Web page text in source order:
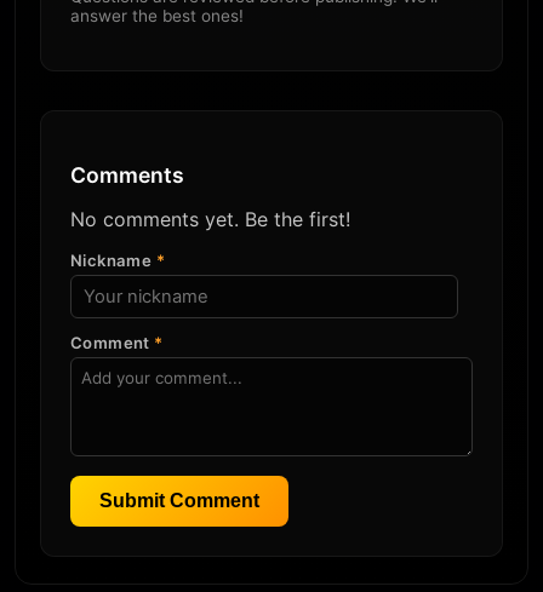
answer the best ones!
Comments
No comments yet. Be the first!
Nickname *
Comment *
Submit Comment